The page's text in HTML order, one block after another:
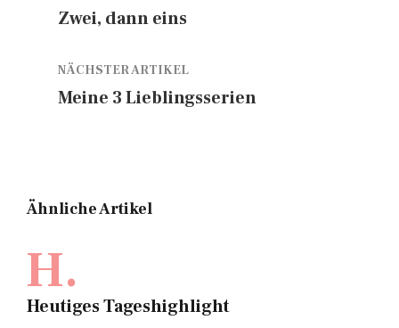
Zwei, dann eins
NÄCHSTER ARTIKEL
Meine 3 Lieblingsserien
Ähnliche Artikel
H.
Heutiges Tageshighlight